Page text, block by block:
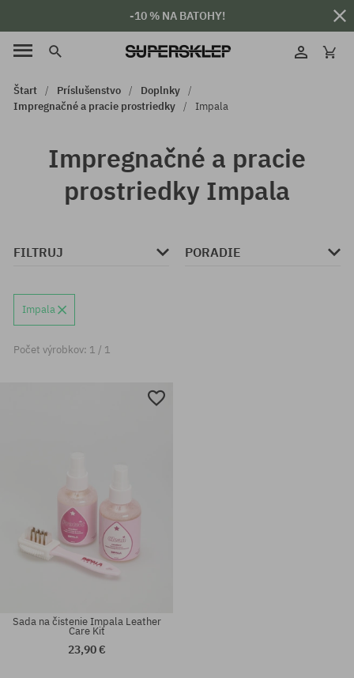
-10 % NA BATOHY!
Štart Príslušenstvo
Doplnky
Impregnačné a pracie prostriedky
Impala
Impregnačné a pracie
prostriedky Impala
FILTRUJ PORADIE
Impala
Počet výrobkov: 1 / 1
Sada na čistenie Impala Leather
Care Kit
23,90 €